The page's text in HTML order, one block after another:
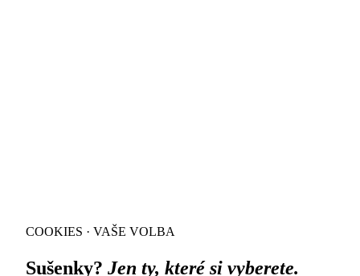
COOKIES · VAŠE VOLBA
Sušenky? Jen ty, které si vyberete.